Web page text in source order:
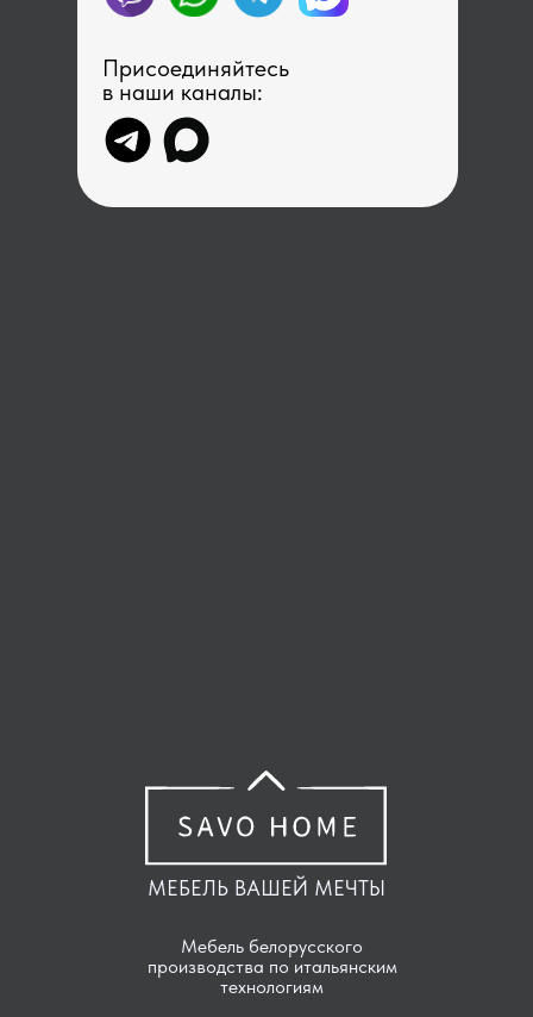
Присоединяйтесь
в наши каналы:
Мебель белорусского
производства по итальянским
технологиям
МЕБЕЛЬ ВАШЕЙ МЕЧТЫ